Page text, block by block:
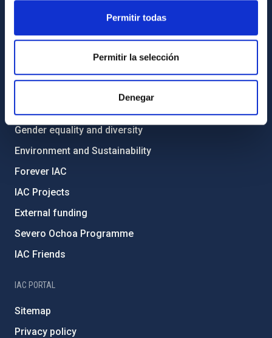
Permitir todas
Permitir la selección
Denegar
ABOUT THE IAC
Gender equality and diversity
Environment and Sustainability
Forever IAC
IAC Projects
External funding
Severo Ochoa Programme
IAC Friends
IAC PORTAL
Sitemap
Privacy policy